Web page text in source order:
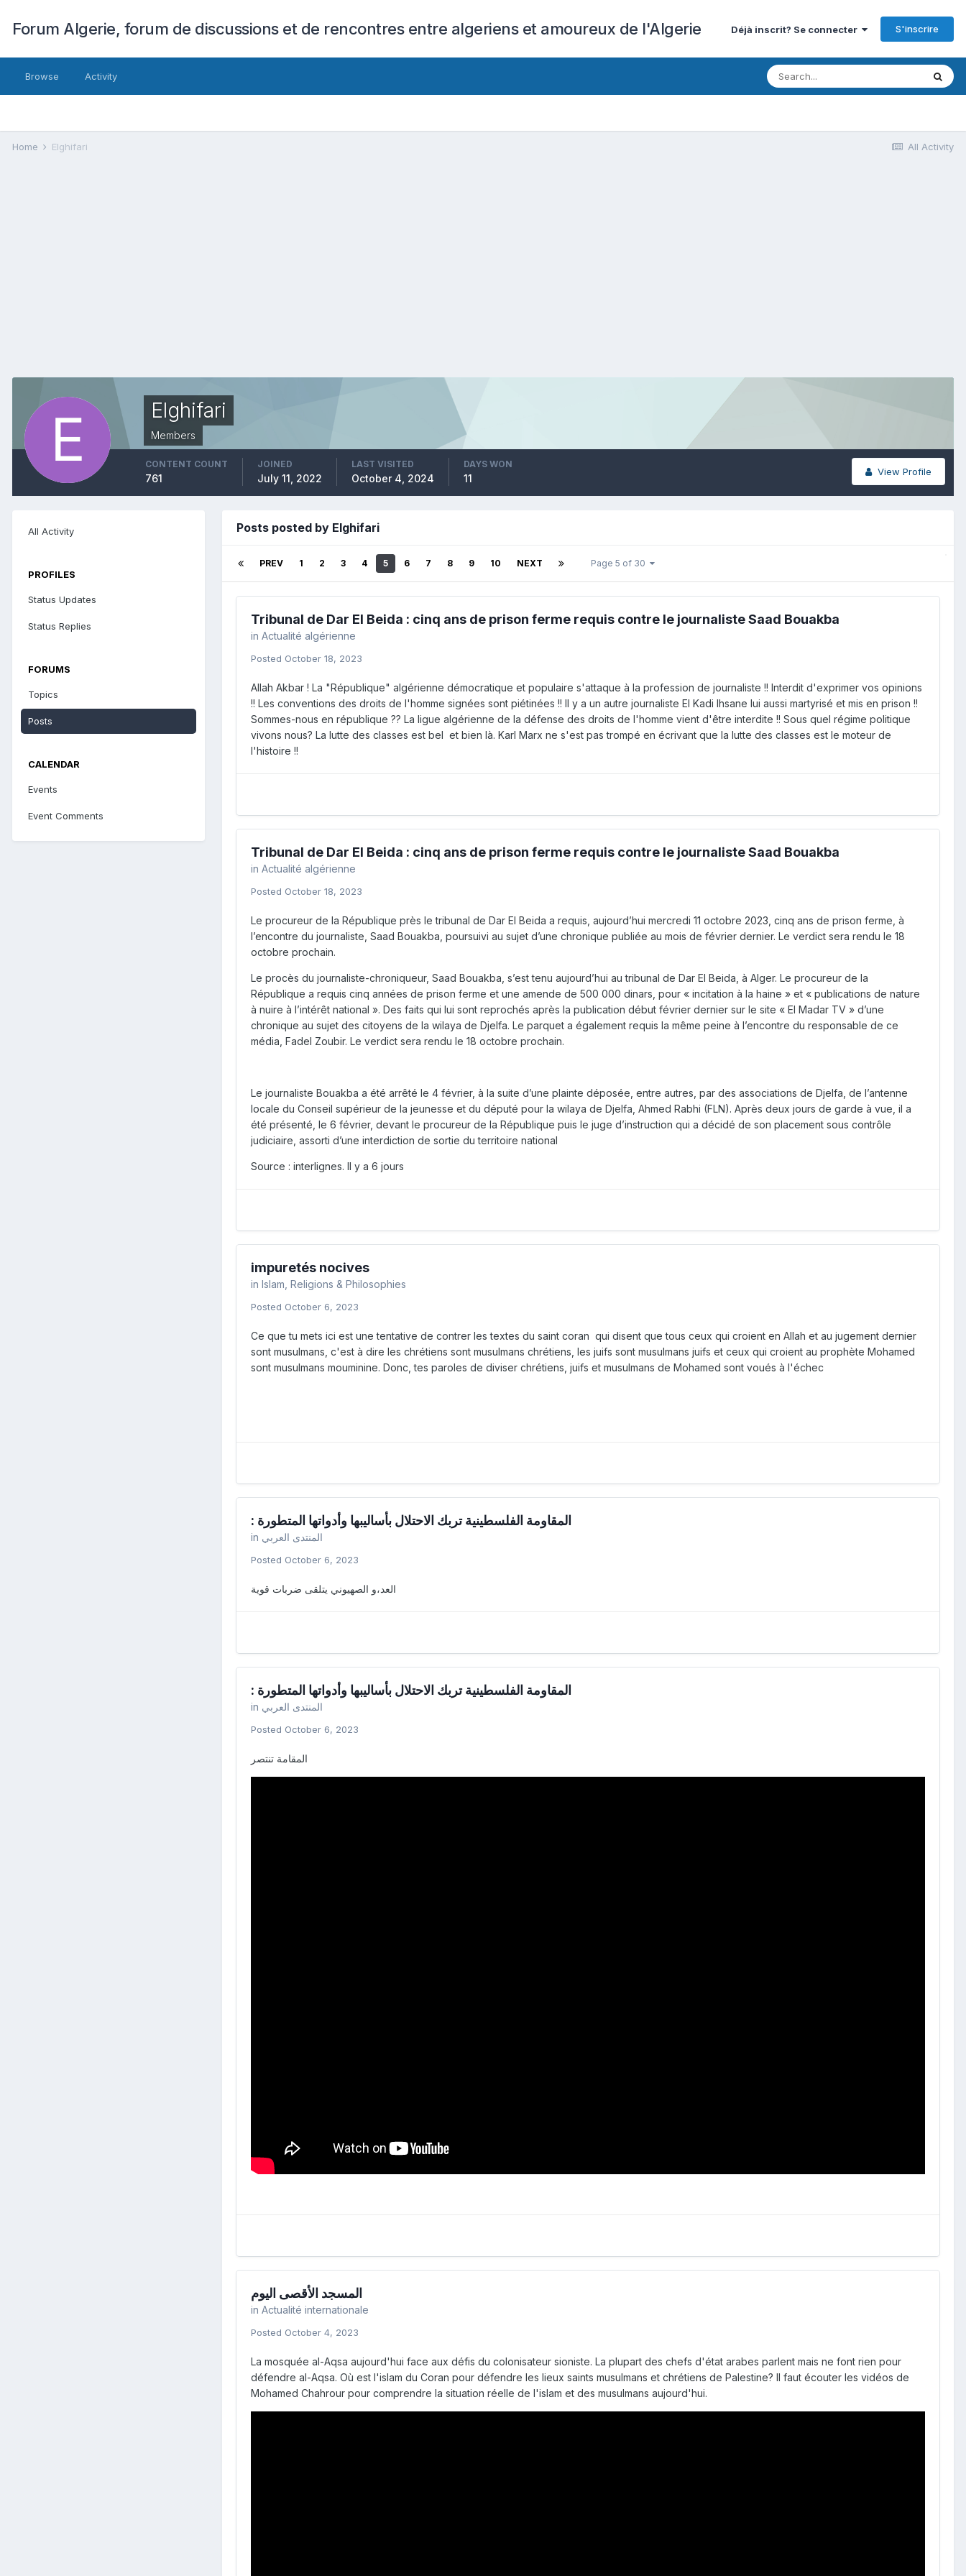
Forum Algerie, forum de discussions et de rencontres entre algeriens et amoureux de l'Algerie Déjà inscrit? Se connecter S'inscrire
Browse Activity
All Activity
Home Elghifari
Elghifari
Members
View Profile
CONTENT COUNT
761
JOINED
July 11, 2022
LAST VISITED
October 4, 2024
DAYS WON
11
All Activity
PROFILES
Status Updates
Status Replies
FORUMS
Topics
Posts
CALENDAR
Events
Event Comments
Posts posted by Elghifari
PREV 1 2 3 4 5 6 7 8 9 10 NEXT Page 5 of 30
Tribunal de Dar El Beida : cinq ans de prison ferme requis contre le journaliste Saad Bouakba
in Actualité algérienne
Posted October 18, 2023
Allah Akbar ! La "République" algérienne démocratique et populaire s'attaque à la profession de journaliste !! Interdit d'exprimer vos opinions
!! Les conventions des droits de l'homme signées sont piétinées !! Il y a un autre journaliste El Kadi Ihsane lui aussi martyrisé et mis en prison !!
Sommes-nous en république ?? La ligue algérienne de la défense des droits de l'homme vient d'être interdite !! Sous quel régime politique
vivons nous? La lutte des classes est bel et bien là. Karl Marx ne s'est pas trompé en écrivant que la lutte des classes est le moteur de
l'histoire !!
Tribunal de Dar El Beida : cinq ans de prison ferme requis contre le journaliste Saad Bouakba
in Actualité algérienne
Posted October 18, 2023
Le procureur de la République près le tribunal de Dar El Beida a requis, aujourd’hui mercredi 11 octobre 2023, cinq ans de prison ferme, à
l’encontre du journaliste, Saad Bouakba, poursuivi au sujet d’une chronique publiée au mois de février dernier. Le verdict sera rendu le 18
octobre prochain.
Le procès du journaliste-chroniqueur, Saad Bouakba, s’est tenu aujourd’hui au tribunal de Dar El Beida, à Alger. Le procureur de la
République a requis cinq années de prison ferme et une amende de 500 000 dinars, pour « incitation à la haine » et « publications de nature
à nuire à l’intérêt national ». Des faits qui lui sont reprochés après la publication début février dernier sur le site « El Madar TV » d’une
chronique au sujet des citoyens de la wilaya de Djelfa. Le parquet a également requis la même peine à l’encontre du responsable de ce
média, Fadel Zoubir. Le verdict sera rendu le 18 octobre prochain.
Le journaliste Bouakba a été arrêté le 4 février, à la suite d’une plainte déposée, entre autres, par des associations de Djelfa, de l’antenne
locale du Conseil supérieur de la jeunesse et du député pour la wilaya de Djelfa, Ahmed Rabhi (FLN). Après deux jours de garde à vue, il a
été présenté, le 6 février, devant le procureur de la République puis le juge d’instruction qui a décidé de son placement sous contrôle
judiciaire, assorti d’une interdiction de sortie du territoire national
Source : interlignes. Il y a 6 jours
impuretés nocives
in Islam, Religions & Philosophies
Posted October 6, 2023
Ce que tu mets ici est une tentative de contrer les textes du saint coran qui disent que tous ceux qui croient en Allah et au jugement dernier
sont musulmans, c'est à dire les chrétiens sont musulmans chrétiens, les juifs sont musulmans juifs et ceux qui croient au prophète Mohamed
sont musulmans mouminine. Donc, tes paroles de diviser chrétiens, juifs et musulmans de Mohamed sont voués à l'échec
: المقاومة الفلسطينية تربك الاحتلال بأساليبها وأدواتها المتطورة
in المنتدى العربي
Posted October 6, 2023
: المقاومة الفلسطينية تربك الاحتلال بأساليبها وأدواتها المتطورة
in المنتدى العربي
Posted October 6, 2023
المسجد الأقصى اليوم
in Actualité internationale
Posted October 4, 2023
La mosquée al-Aqsa aujourd'hui face aux défis du colonisateur sioniste. La plupart des chefs d'état arabes parlent mais ne font rien pour
défendre al-Aqsa. Où est l'islam du Coran pour défendre les lieux saints musulmans et chrétiens de Palestine? Il faut écouter les vidéos de
Mohamed Chahrour pour comprendre la situation réelle de l'islam et des musulmans aujourd'hui.